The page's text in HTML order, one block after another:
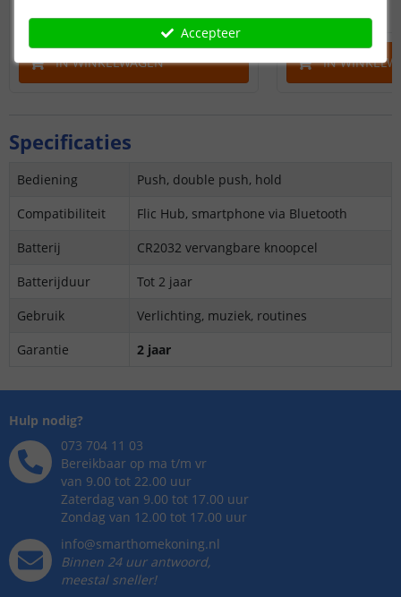
IN WINKELWAGEN IN
Specificaties
Bediening
Push, double push, hold
Compatibiliteit
Flic Hub, smartphone via Bluetooth
Batterij
CR2032 vervangbare knoopcel
Batterijduur
Tot 2 jaar
Gebruik
Verlichting, muziek, routines
Garantie
2 jaar
Hulp nodig?
073 704 11 03
Bereikbaar op ma t/m vr
van 9.00 tot 22.00 uur
Zaterdag van 9.00 tot 17.00 uur
Zondag van 12.00 tot 17.00 uur
info@smarthomekoning.nl
Binnen 24 uur antwoord,
meestal sneller!
Accepteer